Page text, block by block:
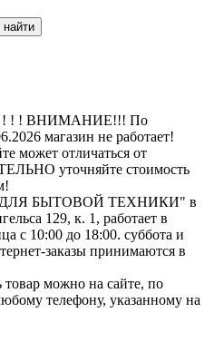
! ! ВНИМАНИЕ!!! По
магазин не работает!
отличаться от
уточняйте стоимость
ДЛЯ БЫТОВОЙ ТЕХНИКИ" в
129, к. 1, работает в
с 10:00 до 18:00. суббота и
заказы принимаются в
товар можно на сайте, по
телефону, указанному на